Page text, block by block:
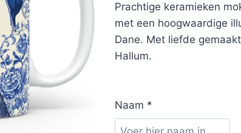
Prachtige keramieken
met een hoogwaardige
Dane. Met liefde
Hallum.
Naam *